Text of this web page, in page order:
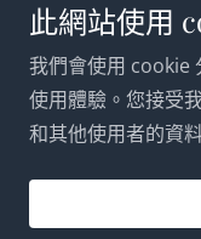
Copyright ©
此網站使用
我們會使用 cookie
使用體驗。您接受
和其他使用者的資